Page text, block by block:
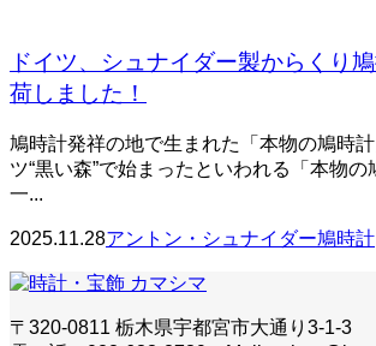
ドイツ、シュナイダー製からくり
荷しました！
鳩時計発祥の地で生まれた「本物の鳩時
ツ“黒い森”で始まったといわれる「本物
一...
2025.11.28アントン・シュナイダー鳩時計
〒320-0811 栃木県宇都宮市大通り3-1-3